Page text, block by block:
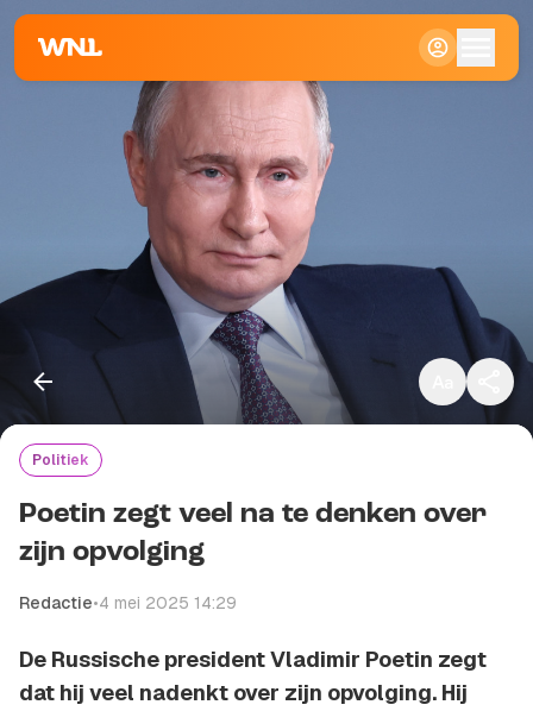
Politiek
Poetin zegt veel na te denken over
zijn opvolging
Redactie•4 mei 2025 14:29
De Russische president Vladimir Poetin zegt
dat hij veel nadenkt over zijn opvolging. Hij